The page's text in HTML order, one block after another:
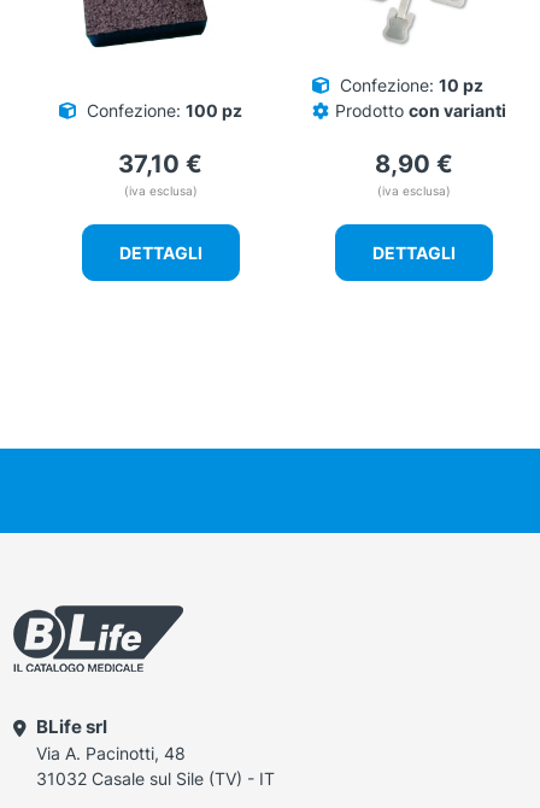
Confezione: 100 pz
37,10 €
(iva esclusa)
DETTAGLI
Confezione: 10 pz
Prodotto con varianti
8,90 €
(iva esclusa)
DETTAGLI
BLife srl
Via A. Pacinotti, 48
31032 Casale sul Sile (TV) - IT